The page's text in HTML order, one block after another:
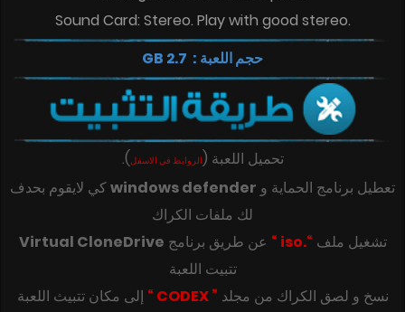
Sound Card: Stereo. Play with good stereo.
حجم اللعبة : 2.7 GB
تحميل اللعبة (الروابط في الاسفل)
.
تعطيل برنامج الحماية و windows defenderكي لايقوم بحدف
لك ملفات الكراك
تشغيل ملف “.iso “ عن طريق برنامج Virtual CloneDrive
تتبيت اللعبة
‎‫نسخ و لصق الكراك من مجلد ” CODEX “